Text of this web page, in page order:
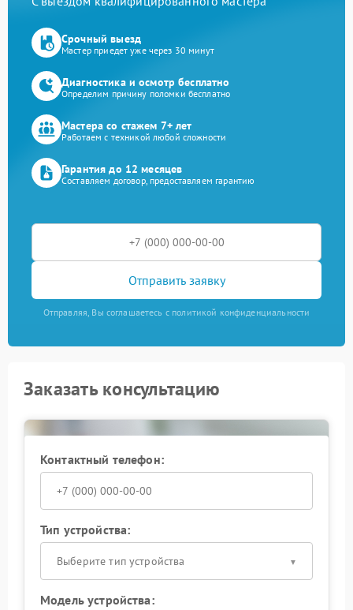
Срочный выезд
Мастер приедет уже через 30 минут
Диагностика и осмотр бесплатно
Определим причину поломки бесплатно
Мастера со стажем 7+ лет
Работаем с техникой любой сложности
Гарантия до 12 месяцев
Составляем договор, предоставляем гарантию
Отправить заявку
Отправляя, Вы соглашаетесь с политикой конфиденциальности
Заказать консультацию
Контактный телефон:
Тип устройства:
Выберите тип устройства
Модель устройства: